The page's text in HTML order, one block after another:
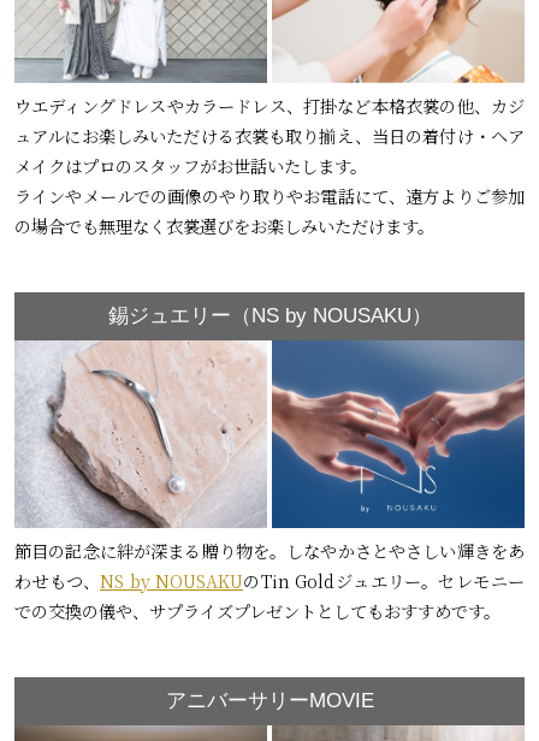
ウエディングドレスやカラードレス、打掛など本格衣裳の他、カジ
ュアルにお楽しみいただける衣裳も取り揃え、当日の着付け・ヘア
メイクはプロのスタッフがお世話いたします。
ラインやメールでの画像のやり取りやお電話にて、遠方よりご参加
の場合でも無理なく衣裳選びをお楽しみいただけます。
錫ジュエリー（NS by NOUSAKU）
節目の記念に絆が深まる贈り物を。しなやかさとやさしい輝きをあ
わせもつ、NS by NOUSAKUのTin Goldジュエリー。セレモニー
での交換の儀や、サプライズプレゼントとしてもおすすめです。
アニバーサリーMOVIE